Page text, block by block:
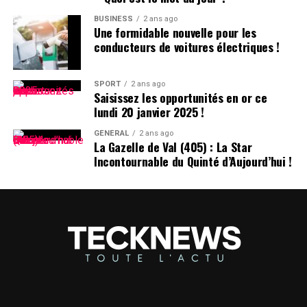
tribunal local fin avril.
BUSINESS 2 ans ago
Une formidable nouvelle pour les
conducteurs de voitures électriques !
SPORT 2 ans ago
Saisissez les opportunités en or ce
lundi 20 janvier 2025 !
GÉNÉRAL 2 ans ago
La Gazelle de Val (405) : La Star
Incontournable du Quinté d’Aujourd’hui !